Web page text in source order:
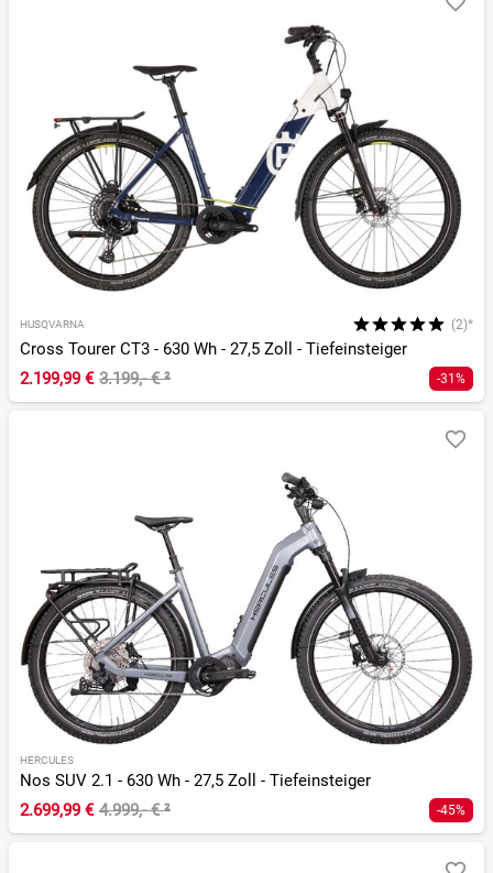
HUSQVARNA (2)*
Cross Tourer CT3 - 630 Wh - 27,5 Zoll - Tiefeinsteiger
2.199,99 € 3.199,- €² -31%
HERCULES
Nos SUV 2.1 - 630 Wh - 27,5 Zoll - Tiefeinsteiger
2.699,99 € 4.999,- €² -45%